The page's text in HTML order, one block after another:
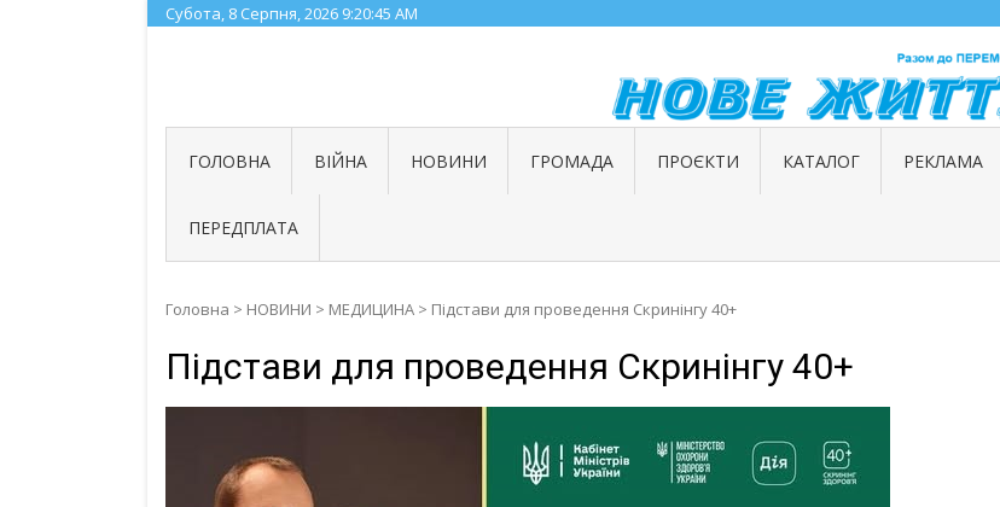
Skip
to
Субота, 8 Серпня, 2026 9:20:46 AM
ГОЛОВНА ВІЙНА НОВИНИ ГРОМАДА ПРОЄКТИ КАТАЛОГ РЕКЛАМА
ПЕРЕДПЛАТА
Головна > НОВИНИ > МЕДИЦИНА > Підстави для проведення Скринінгу 40+
Підстави для проведення Скринінгу 40+